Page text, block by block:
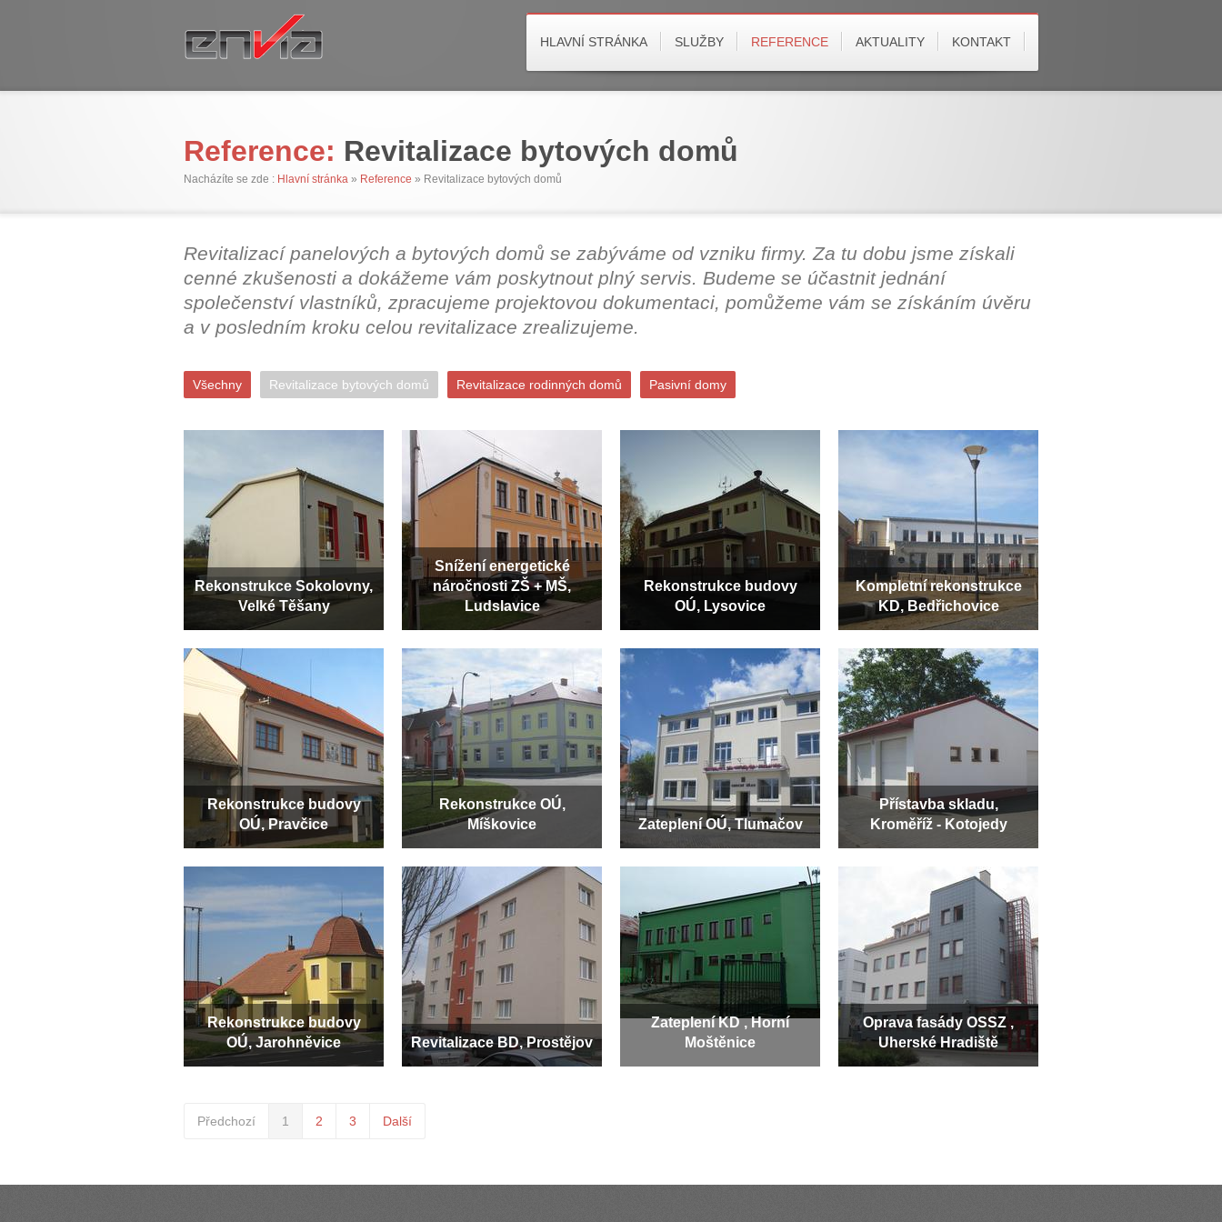
HLAVNÍ STRÁNKA SLUŽBY REFERENCE AKTUALITY KONTAKT
Reference: Revitalizace bytových domů
Nacházíte se zde : Hlavní stránka » Reference » Revitalizace bytových domů
Revitalizací panelových a bytových domů se zabýváme od vzniku firmy. Za tu dobu jsme získali
cenné zkušenosti a dokážeme vám poskytnout plný servis. Budeme se účastnit jednání
společenství vlastníků, zpracujeme projektovou dokumentaci, pomůžeme vám se získáním úvěru
a v posledním kroku celou revitalizace zrealizujeme.
Všechny Revitalizace bytových domů Revitalizace rodinných domů Pasivní domy
Rekonstrukce Sokolovny,
Velké Těšany
Snížení energetické
náročnosti ZŠ + MŠ,
Ludslavice
Rekonstrukce budovy
OÚ, Lysovice
Kompletní rekonstrukce
KD, Bedřichovice
Rekonstrukce budovy
OÚ, Pravčice
Rekonstrukce OÚ,
Míškovice
Zateplení OÚ, Tlumačov
Přístavba skladu,
Kroměříž - Kotojedy
Rekonstrukce budovy
OÚ, Jarohněvice
Revitalizace BD, Prostějov
Zateplení KD , Horní
Moštěnice
Oprava fasády OSSZ ,
Uherské Hradiště
Předchozí 1 2 3 Další